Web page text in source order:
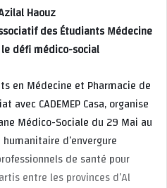
Haouz
des Étudiants Médecine
défi médico-social
en Médecine et Pharmacie de
avec CADEMEP Casa, organise
Médico-Sociale du 29 Mai au
d’envergure
de santé pour
entre les provinces d’Al